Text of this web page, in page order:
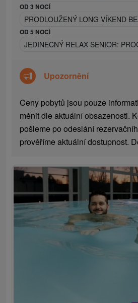
OD 3 NOCÍ
PRODLOUŽENÝ LONG VÍKEND
OD 5 NOCÍ
JEDINEČNÝ RELAX SENIOR:
Upozornění
Ceny pobytů jsou pouze
měnit dle aktuální obsazenosti.
pošleme po odeslání
prověříme aktuální dostupnost.